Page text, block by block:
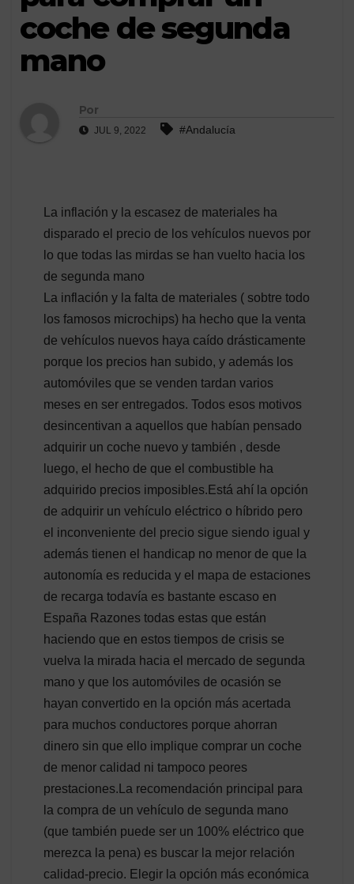
coche de segunda
mano
Por
JUL 9, 2022 #Andalucía
La inflación y la escasez de materiales ha
disparado el precio de los vehículos nuevos por
lo que todas las mirdas se han vuelto hacia los
de segunda mano
La inflación y la falta de materiales ( sobtre todo
los famosos microchips) ha hecho que la venta
de vehículos nuevos haya caído drásticamente
porque los precios han subido, y además los
automóviles que se venden tardan varios
meses en ser entregados. Todos esos motivos
desincentivan a aquellos que habían pensado
adquirir un coche nuevo y también , desde
luego, el hecho de que el combustible ha
adquirido precios imposibles.Está ahí la opción
de adquirir un vehículo eléctrico o híbrido pero
el inconveniente del precio sigue siendo igual y
además tienen el handicap no menor de que la
autonomía es reducida y el mapa de estaciones
de recarga todavía es bastante escaso en
España Razones todas estas que están
haciendo que en estos tiempos de crisis se
vuelva la mirada hacia el mercado de segunda
mano y que los automóviles de ocasión se
hayan convertido en la opción más acertada
para muchos conductores porque ahorran
dinero sin que ello implique comprar un coche
de menor calidad ni tampoco peores
prestaciones.La recomendación principal para
la compra de un vehículo de segunda mano
(que también puede ser un 100% eléctrico que
merezca la pena) es buscar la mejor relación
calidad-precio. Elegir la opción más económica